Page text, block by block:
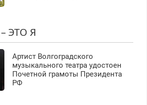
ЭТО Я
Артист Волгоградского
музыкального театра удостоен
Почетной грамоты Президента
РФ